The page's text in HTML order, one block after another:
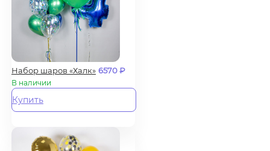
Набор шаров «Халк» 6570₽
В наличии
Купить